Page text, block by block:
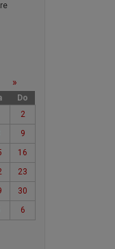
»
Do
2
9
16
23
30
6